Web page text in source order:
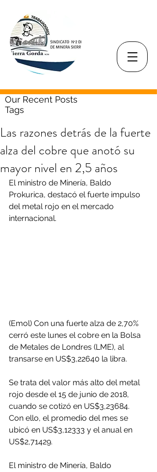
Our Recent Posts
Tags
Las razones detrás de la fuerte
alza del cobre que anotó su
mayor nivel en 2,5 años
El ministro de Minería, Baldo
Prokurica, destacó el fuerte impulso
del metal rojo en el mercado
internacional.
(Emol) Con una fuerte alza de 2,70%
cerró este lunes el cobre en la Bolsa
de Metales de Londres (LME), al
transarse en US$3,22640 la libra.
Se trata del valor más alto del metal
rojo desde el 15 de junio de 2018,
cuando se cotizó en US$3,23684.
Con ello, el promedio del mes se
ubicó en US$3,12333 y el anual en
US$2,71429.
El ministro de Minería, Baldo